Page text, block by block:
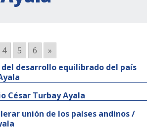
4 5 6
»
desarrollo equilibrado del país
César Turbay Ayala
unión de los países andinos /